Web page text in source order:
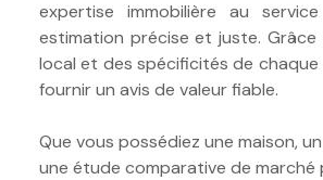
contact
expertise immobilière au
estimation précise et juste.
local et des spécificités de
fournir un avis de valeur fiable.
Que vous possédiez une maison,
une étude comparative de marché